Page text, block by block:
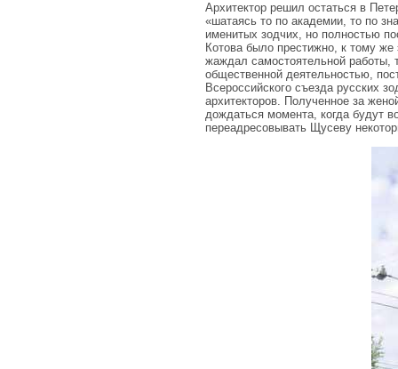
Архитектор решил остаться в
«шатаясь то по академии, то по
именитых зодчих, но полностью
Котова было престижно, к тому
жаждал самостоятельной работы,
общественной деятельностью,
Всероссийского съезда русских
архитекторов. Полученное за
дождаться момента, когда будут
переадресовывать Щусеву